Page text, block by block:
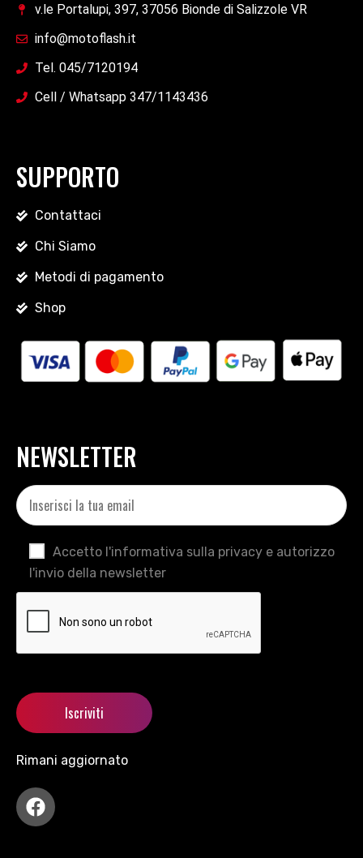
v.le Portalupi, 397, 37056 Bionde di Salizzole VR
info@motoflash.it
Tel. 045/7120194
Cell / Whatsapp 347/1143436
SUPPORTO
Contattaci
Chi Siamo
Metodi di pagamento
Shop
NEWSLETTER
Accetto l'informativa sulla privacy e autorizzo
l'invio della newsletter
Rimani aggiornato